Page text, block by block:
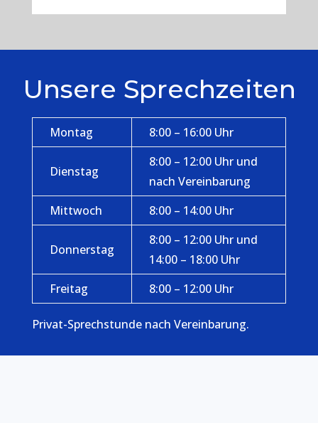
Unsere Sprechzeiten
Montag 8:00 – 16:00 Uhr
Dienstag
8:00 – 12:00 Uhr und
nach Vereinbarung
Mittwoch
8:00 – 14:00 Uhr
Donnerstag
8:00 – 12:00 Uhr und
14:00 – 18:00 Uhr
Freitag
8:00 – 12:00 Uhr
Privat-Sprechstunde nach Vereinbarung.